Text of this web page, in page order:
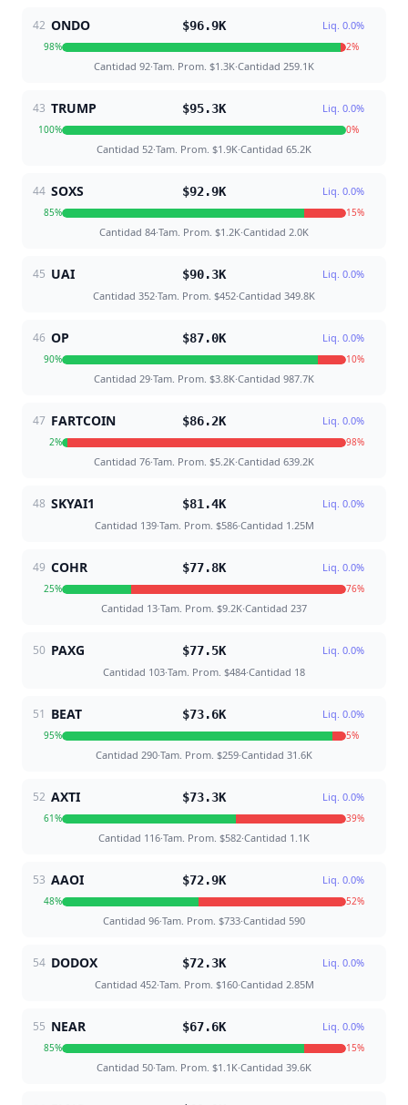
42 ONDO $96.9K Liq. 0.0%
98% 2%
Cantidad 92·Tam. Prom. $1.3K·Cantidad 259.1K
43 TRUMP $95.3K Liq. 0.0%
100% 0%
Cantidad 52·Tam. Prom. $1.9K·Cantidad 65.2K
44 SOXS $92.9K Liq. 0.0%
85% 15%
Cantidad 84·Tam. Prom. $1.2K·Cantidad 2.0K
45 UAI $90.3K Liq. 0.0%
Cantidad 352·Tam. Prom. $452·Cantidad 349.8K
46 OP $87.0K Liq. 0.0%
90% 10%
Cantidad 29·Tam. Prom. $3.8K·Cantidad 987.7K
47 FARTCOIN $86.2K Liq. 0.0%
2% 98%
Cantidad 76·Tam. Prom. $5.2K·Cantidad 639.2K
48 SKYAI1 $81.4K Liq. 0.0%
Cantidad 139·Tam. Prom. $586·Cantidad 1.25M
49 COHR $77.8K Liq. 0.0%
25% 76%
Cantidad 13·Tam. Prom. $9.2K·Cantidad 237
50 PAXG $77.5K Liq. 0.0%
Cantidad 103·Tam. Prom. $484·Cantidad 18
51 BEAT $73.6K Liq. 0.0%
95% 5%
Cantidad 290·Tam. Prom. $259·Cantidad 31.6K
52 AXTI $73.3K Liq. 0.0%
61% 39%
Cantidad 116·Tam. Prom. $582·Cantidad 1.1K
53 AAOI $72.9K Liq. 0.0%
48% 52%
Cantidad 96·Tam. Prom. $733·Cantidad 590
54 DODOX $72.3K Liq. 0.0%
Cantidad 452·Tam. Prom. $160·Cantidad 2.85M
55 NEAR $67.6K Liq. 0.0%
85% 15%
Cantidad 50·Tam. Prom. $1.1K·Cantidad 39.6K